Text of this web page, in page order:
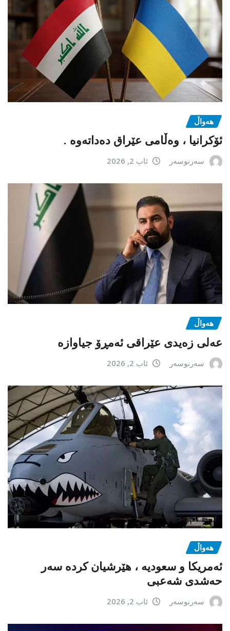
هەواڵ
ئۆکرانیا ، وەڵامی عێراق دەداتەوە .
سەرنوسەر ئاب 2, 2026
هەواڵ
عەلی زەیدی عێراقی ئەمڕۆ جیاوازە
سەرنوسەر ئاب 2, 2026
هەواڵ
ئەمریکا و سعودیە ، هێرشیان کردە سەر
حەشدی شەعبی
سەرنوسەر ئاب 2, 2026